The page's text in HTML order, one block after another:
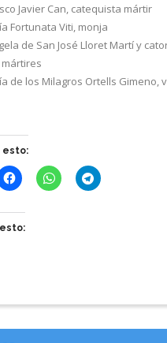
Javier Can, catequista mártir
Fortunata Viti, monja
de San José Lloret Martí y
de los Milagros Ortells Gimeno,
esto: